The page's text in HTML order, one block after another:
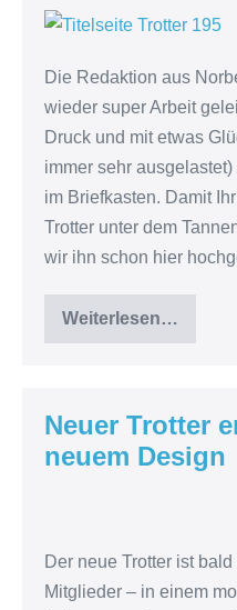
Trotter
ist
in
Druck
–
und
für
Mitglieder
hier
Die Redaktion aus
wieder super Arbeit
Druck und mit etwas
immer sehr
im Briefkasten. Damit
Trotter unter dem
wir ihn schon hier
Weiterlesen…
Trotter
–
und
für
Mitglieder
Neuer Trotter
neuem Design
erschienen
–
Der neue Trotter ist
Mitglieder – in einem